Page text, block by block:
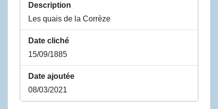
Description
Les quais de la Corrèze
Date cliché
15/09/1885
Date ajoutée
08/03/2021